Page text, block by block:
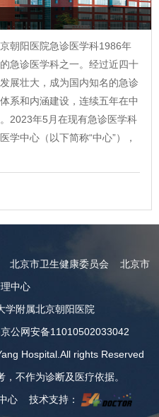
朝阳医院急诊医学科1986年
急诊医学科之一。经过近四十
展壮大，成为国内知名的急诊
系和内涵建设，连续五年在中
2023年5月在现有急诊医学科
学中心（以下简称“中心”），
北京市卫生健康委员会
北京市
中心
学附属北京朝阳医院
京公网安备11010502033042
Hospital.All rights Reserved
不作为诊断及医疗依据。
心 技术支持：